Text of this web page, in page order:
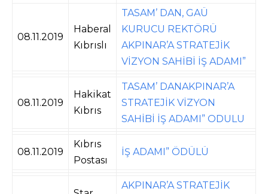
08.11.2019
Haberal
Kıbrıslı
TASAM’ DAN, GAÜ
KURUCU REKTÖRÜ
AKPINAR’A STRATEJİK
VİZYON SAHİBİ İŞ ADAMI”
08.11.2019
Hakikat
Kıbrıs
TASAM’ DANAKPINAR’A
STRATEJİK VİZYON
SAHİBİ İŞ ADAMI” ODULU
08.11.2019
Kıbrıs
Postası
İŞ ADAMI” ÖDÜLÜ
AKPINAR’A STRATEJİK